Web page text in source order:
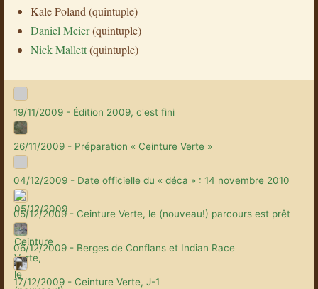
Kale Poland (quintuple)
Daniel Meier(quintuple)
Nick Mallett(quintuple)
19/11/2009 - Édition 2009, c'est fini
26/11/2009 - Préparation « Ceinture Verte »
04/12/2009 - Date officielle du « déca » : 14 novembre 2010
05/12/2009 - Ceinture Verte, le (nouveau!) parcours est prêt
06/12/2009 - Berges de Conflans et Indian Race
17/12/2009 - Ceinture Verte, J-1